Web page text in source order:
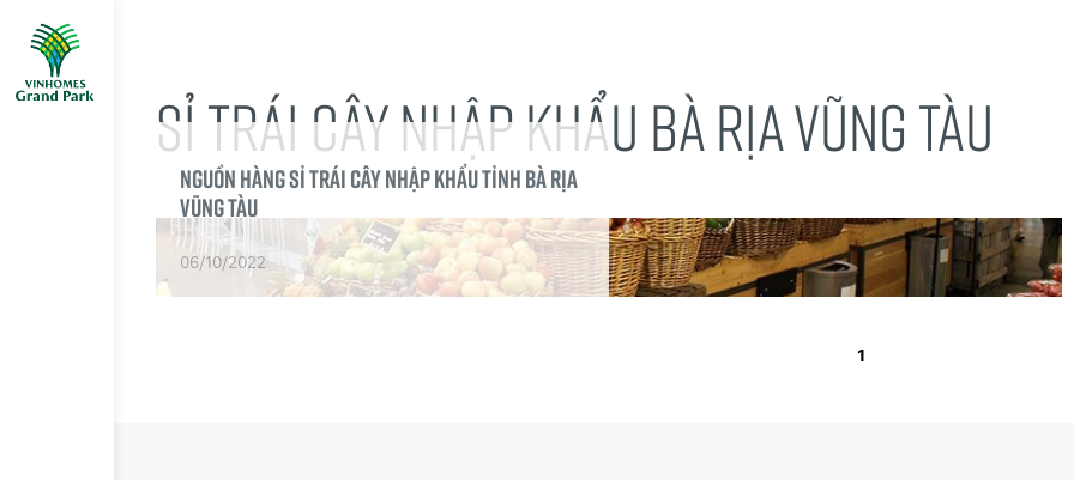
SỈ TRÁI CÂY NHẬP KHẨU BÀ RỊA VŨNG TÀU
Nguồn hàng sỉ Trái Cây nhập khẩu tỉnh Bà rịa
Vũng tàu
06/10/2022
1